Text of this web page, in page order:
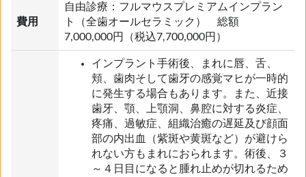
費用
自由診療：フルマウスプレミアムインプラン
ト（全歯オールセラミック） 総額
7,000,000円（税込7,700,000円）
インプラント手術後、まれに唇、舌、
頬、歯肉そして歯牙の感覚マヒが一時的
に発生する場合もあります。また、近接
歯牙、顎、上顎洞、鼻腔に対する炎症、
疼痛、過敏症、組織治癒の遅延及び顔面
部の内出血（紫斑や黄斑など）が避けら
れない方もまれにおられます。術後、３
～４日目になると腫れ止めが切れるため